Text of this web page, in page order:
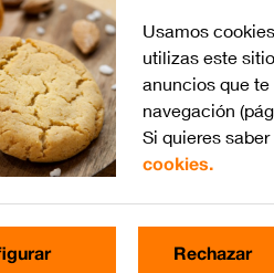
Usamos
utilizas este
anuncios que
navegación
Si quieres
cookies.
Rechazar